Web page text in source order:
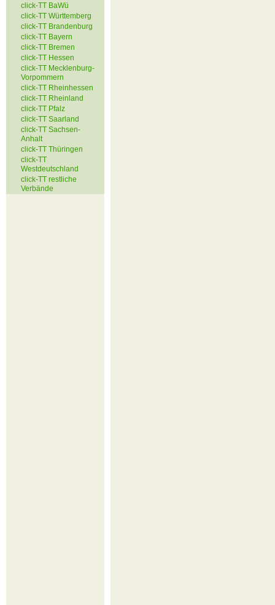
click-TT BaWü
click-TT Württemberg
click-TT Brandenburg
click-TT Bayern
click-TT Bremen
click-TT Hessen
click-TT Mecklenburg-
Vorpommern
click-TT Rheinhessen
click-TT Rheinland
click-TT Pfalz
click-TT Saarland
click-TT Sachsen-
Anhalt
click-TT Thüringen
click-TT
Westdeutschland
click-TT restliche
Verbände